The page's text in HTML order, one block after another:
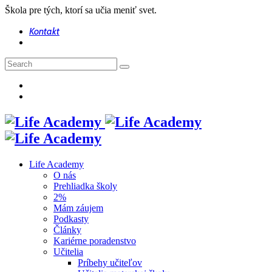
Škola pre tých, ktorí sa učia meniť svet.
Kontakt
Life Academy
O nás
Prehliadka školy
2%
Mám záujem
Podkasty
Články
Kariérne poradenstvo
Učitelia
Príbehy učiteľov